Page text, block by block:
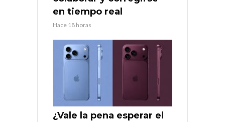
en tiempo real
Hace 18 horas
¿Vale la pena esperar el